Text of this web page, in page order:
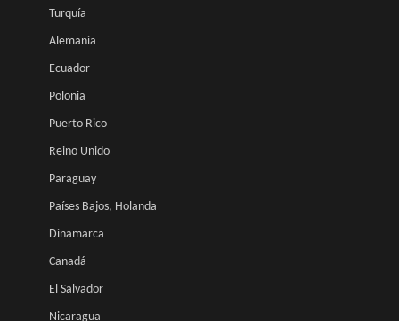
Turquía
Alemania
Ecuador
Polonia
Puerto Rico
Reino Unido
Paraguay
Países Bajos, Holanda
Dinamarca
Canadá
El Salvador
Nicaragua